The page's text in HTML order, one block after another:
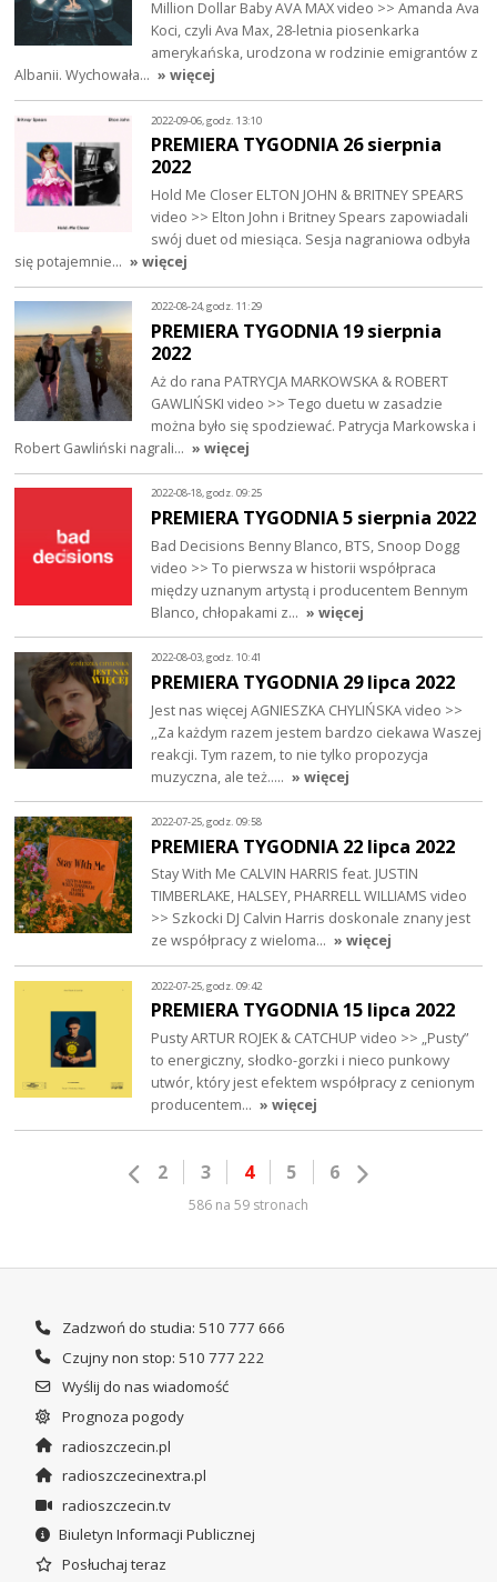
Million Dollar Baby AVA MAX video >> Amanda Ava
Koci, czyli Ava Max, 28-letnia piosenkarka
amerykańska, urodzona w rodzinie emigrantów z
Albanii. Wychowała… » więcej
2022-09-06, godz. 13:10
PREMIERA TYGODNIA 26 sierpnia
2022
Hold Me Closer ELTON JOHN & BRITNEY SPEARS
video >> Elton John i Britney Spears zapowiadali
swój duet od miesiąca. Sesja nagraniowa odbyła
się potajemnie… » więcej
2022-08-24, godz. 11:29
PREMIERA TYGODNIA 19 sierpnia
2022
Aż do rana PATRYCJA MARKOWSKA & ROBERT
GAWLIŃSKI video >> Tego duetu w zasadzie
można było się spodziewać. Patrycja Markowska i
Robert Gawliński nagrali… » więcej
2022-08-18, godz. 09:25
PREMIERA TYGODNIA 5 sierpnia 2022
Bad Decisions Benny Blanco, BTS, Snoop Dogg
video >> To pierwsza w historii współpraca
między uznanym artystą i producentem Bennym
Blanco, chłopakami z… » więcej
2022-08-03, godz. 10:41
PREMIERA TYGODNIA 29 lipca 2022
Jest nas więcej AGNIESZKA CHYLIŃSKA video >>
,,Za każdym razem jestem bardzo ciekawa Waszej
reakcji. Tym razem, to nie tylko propozycja
muzyczna, ale też..… » więcej
2022-07-25, godz. 09:58
PREMIERA TYGODNIA 22 lipca 2022
Stay With Me CALVIN HARRIS feat. JUSTIN
TIMBERLAKE, HALSEY, PHARRELL WILLIAMS video
>> Szkocki DJ Calvin Harris doskonale znany jest
ze współpracy z wieloma… » więcej
2022-07-25, godz. 09:42
PREMIERA TYGODNIA 15 lipca 2022
Pusty ARTUR ROJEK & CATCHUP video >> „Pusty”
to energiczny, słodko-gorzki i nieco punkowy
utwór, który jest efektem współpracy z cenionym
producentem… » więcej
2 3 4 5 6
586 na 59 stronach
Zadzwoń do studia: 510 777 666
Czujny non stop: 510 777 222
Wyślij do nas wiadomość
Prognoza pogody
radioszczecin.pl
radioszczecinextra.pl
radioszczecin.tv
Biuletyn Informacji Publicznej
Posłuchaj teraz